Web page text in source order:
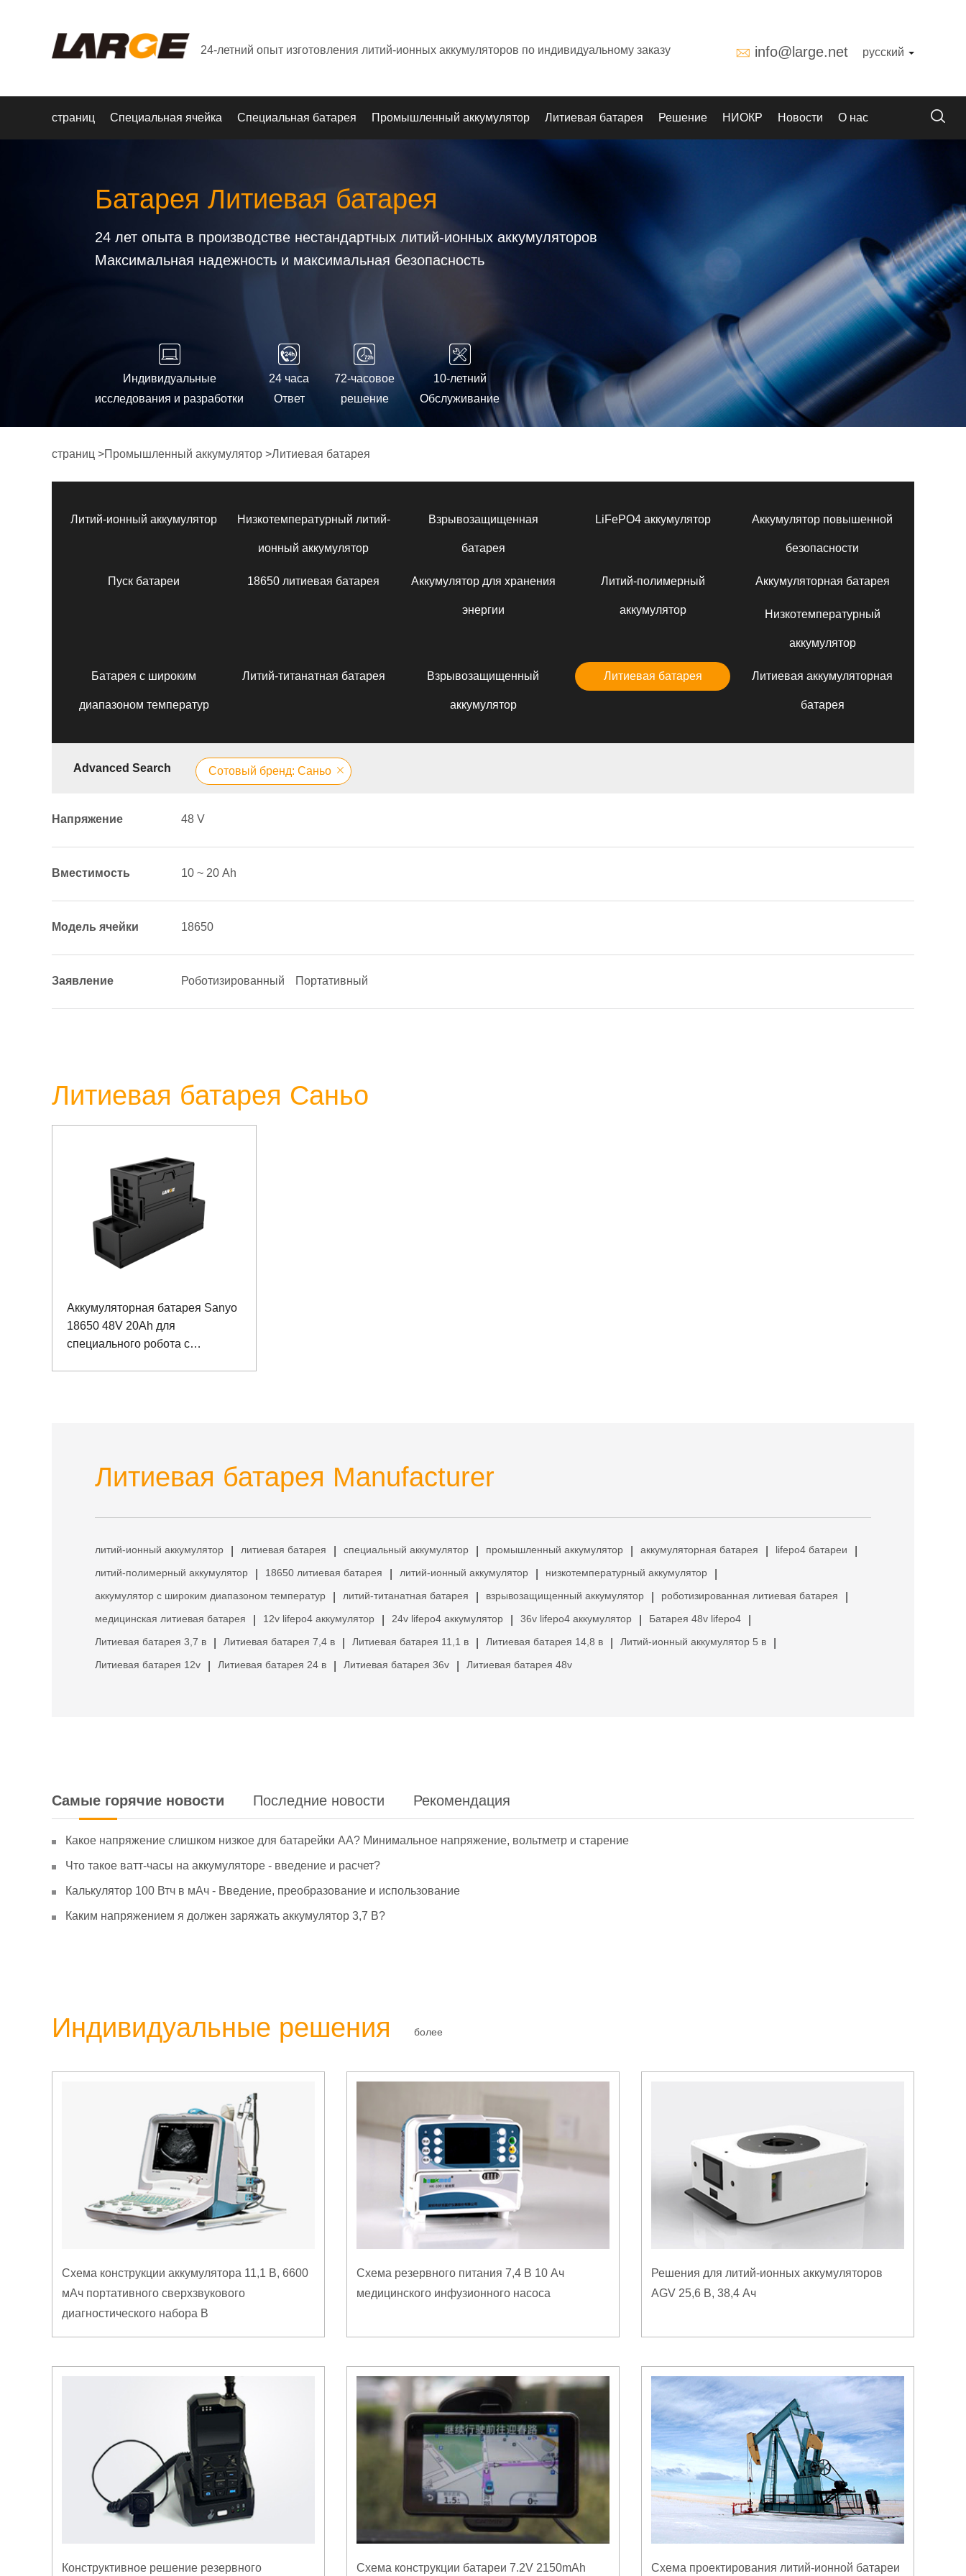
24-летний опыт изготовления литий-ионных аккумуляторов по индивидуальному заказу info@large.net русский
страниц Специальная ячейка Специальная батарея Промышленный аккумулятор Литиевая батарея Решение НИОКР Новости О нас
Батарея Литиевая батарея
24 лет опыта в производстве нестандартных литий-ионных аккумуляторов
Максимальная надежность и максимальная безопасность
Индивидуальные
исследования и разработки
24 часа
Ответ
72-часовое
решение
10-летний
Обслуживание
страниц >Промышленный аккумулятор >Литиевая батарея
Литий-ионный аккумулятор Низкотемпературный литий-
ионный аккумулятор
Взрывозащищенная
батарея
LiFePO4 аккумулятор Аккумулятор повышенной
безопасности
Пуск батареи 18650 литиевая батарея Аккумулятор для хранения
энергии
Литий-полимерный
аккумулятор
Аккумуляторная батарея
Низкотемпературный
аккумулятор
Батарея с широким
диапазоном температур
Литий-титанатная батарея Взрывозащищенный
аккумулятор
Литиевая батарея Литиевая аккумуляторная
батарея
Advanced Search Сотовый бренд: Саньо
Напряжение 48 V
Вместимость 10 ~ 20 Аh
Модель ячейки 18650
Заявление Роботизированный Портативный
Литиевая батарея Саньо
Аккумуляторная батарея Sanyo
18650 48V 20Ah для
специального робота с
Литиевая батарея Manufacturer
литий-ионный аккумулятор литиевая батарея специальный аккумулятор промышленный аккумулятор аккумуляторная батарея lifepo4 батареи
литий-полимерный аккумулятор 18650 литиевая батарея литий-ионный аккумулятор низкотемпературный аккумулятор
аккумулятор с широким диапазоном температур литий-титанатная батарея взрывозащищенный аккумулятор роботизированная литиевая батарея
медицинская литиевая батарея 12v lifepo4 аккумулятор 24v lifepo4 аккумулятор 36v lifepo4 аккумулятор Батарея 48v lifepo4
Литиевая батарея 3,7 в Литиевая батарея 7,4 в Литиевая батарея 11,1 в Литиевая батарея 14,8 в Литий-ионный аккумулятор 5 в
Литиевая батарея 12v Литиевая батарея 24 в Литиевая батарея 36v Литиевая батарея 48v
Самые горячие новости Последние новости Рекомендация
Какое напряжение слишком низкое для батарейки АА? Минимальное напряжение, вольтметр и старение
Что такое ватт-часы на аккумуляторе - введение и расчет?
Калькулятор 100 Втч в мАч - Введение, преобразование и использование
Каким напряжением я должен заряжать аккумулятор 3,7 В?
Индивидуальные решения более
Схема конструкции аккумулятора 11,1 В, 6600
мАч портативного сверхзвукового
диагностического набора B
Схема резервного питания 7,4 В 10 Ач
медицинского инфузионного насоса
Решения для литий-ионных аккумуляторов
AGV 25,6 В, 38,4 Ач
Конструктивное решение резервного Схема конструкции батареи 7.2V 2150mAh Схема проектирования литий-ионной батареи